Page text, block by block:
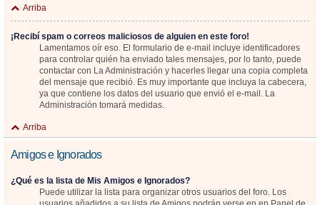
Arriba
¡Recibí spam o correos maliciosos de alguien en este foro!
Lamentamos oír eso. El formulario de e-mail incluye identificadores
para controlar quién ha enviado tales mensajes, por lo tanto, puede
contactar con La Administración y hacerles llegar una copia completa
del mensaje que recibió. Es muy importante que incluya la cabecera,
ya que contiene los datos del usuario que envió el e-mail. La
Administración tomará medidas.
Arriba
Amigos e Ignorados
¿Qué es la lista de Mis Amigos e Ignorados?
Puede utilizar la lista para organizar otros usuarios del foro. Los